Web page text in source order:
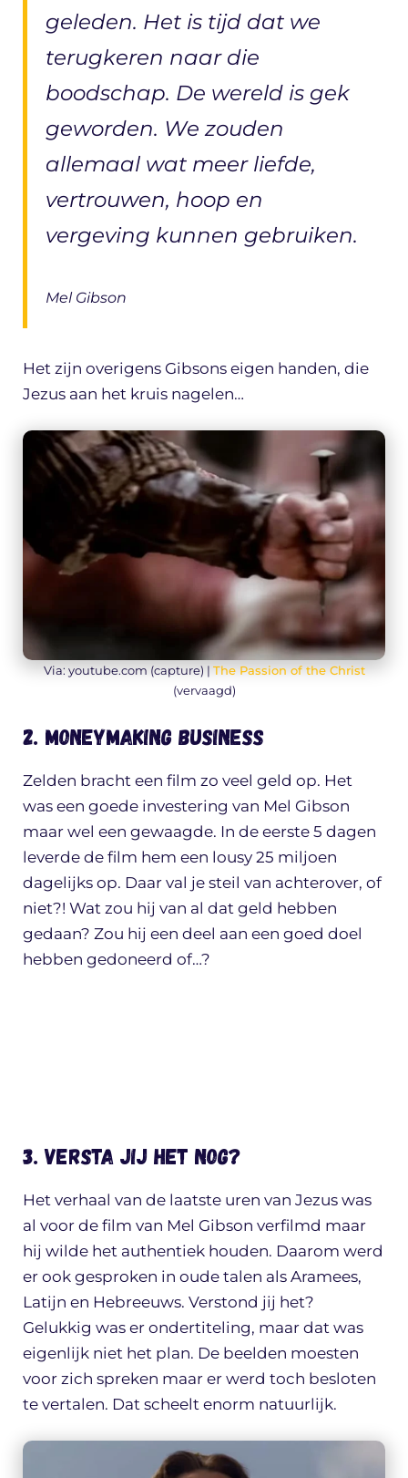
geleden. Het is tijd dat we
terugkeren naar die
boodschap. De wereld is gek
geworden. We zouden
allemaal wat meer liefde,
vertrouwen, hoop en
vergeving kunnen gebruiken.
Mel Gibson
Het zijn overigens Gibsons eigen handen, die
Jezus aan het kruis nagelen…
Via: youtube.com (capture) | The Passion of the Christ
(vervaagd)
2. Moneymaking business
Zelden bracht een film zo veel geld op. Het
was een goede investering van Mel Gibson
maar wel een gewaagde. In de eerste 5 dagen
leverde de film hem een lousy 25 miljoen
dagelijks op. Daar val je steil van achterover, of
niet?! Wat zou hij van al dat geld hebben
gedaan? Zou hij een deel aan een goed doel
hebben gedoneerd of…?
3. Versta jij het nog?
Het verhaal van de laatste uren van Jezus was
al voor de film van Mel Gibson verfilmd maar
hij wilde het authentiek houden. Daarom werd
er ook gesproken in oude talen als Aramees,
Latijn en Hebreeuws. Verstond jij het?
Gelukkig was er ondertiteling, maar dat was
eigenlijk niet het plan. De beelden moesten
voor zich spreken maar er werd toch besloten
te vertalen. Dat scheelt enorm natuurlijk.